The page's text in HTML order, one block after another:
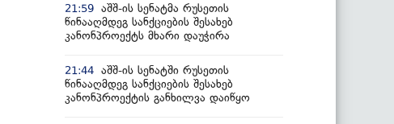
21:59 აშშ-ის სენატმა რუსეთის
წინააღმდეგ სანქციების შესახებ
კანონპროექტს მხარი დაუჭირა
21:44 აშშ-ის სენატში რუსეთის
წინააღმდეგ სანქციების შესახებ
კანონპროექტის განხილვა დაიწყო